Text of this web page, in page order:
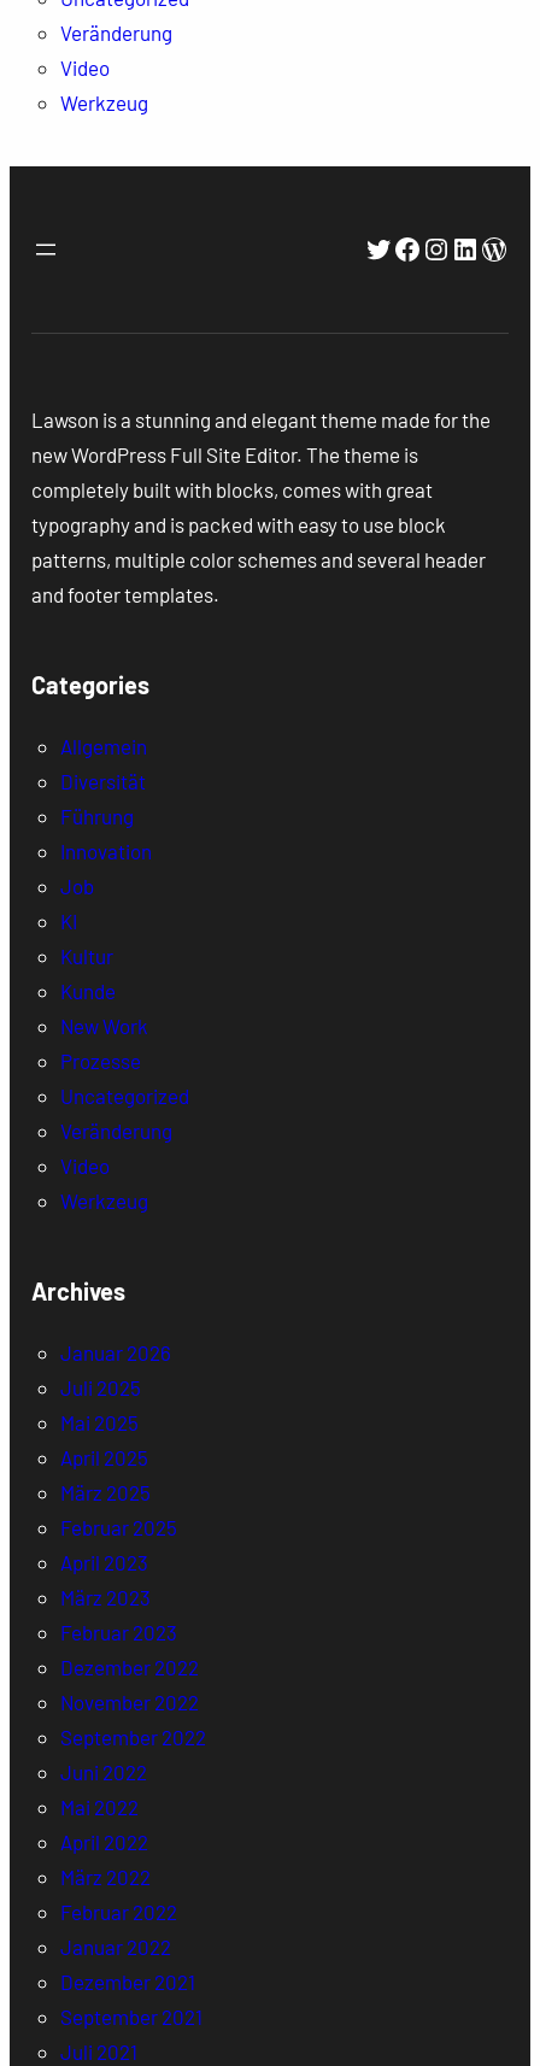
Veränderung
Video
Werkzeug
Twitter
Facebook
Lawson is a stunning and elegant theme made for the
new WordPress Full Site Editor. The theme is
completely built with blocks, comes with great
typography and is packed with easy to use block
patterns, multiple color schemes and several header
and footer templates.
Categories
Allgemein
Diversität
Führung
Innovation
Job
KI
Kultur
Kunde
New Work
Prozesse
Uncategorized
Veränderung
Video
Werkzeug
Archives
Januar 2026
Juli 2025
Mai 2025
April 2025
März 2025
Februar 2025
April 2023
März 2023
Februar 2023
Dezember 2022
November 2022
September 2022
Juni 2022
Mai 2022
April 2022
März 2022
Februar 2022
Januar 2022
Dezember 2021
September 2021
Juli 2021